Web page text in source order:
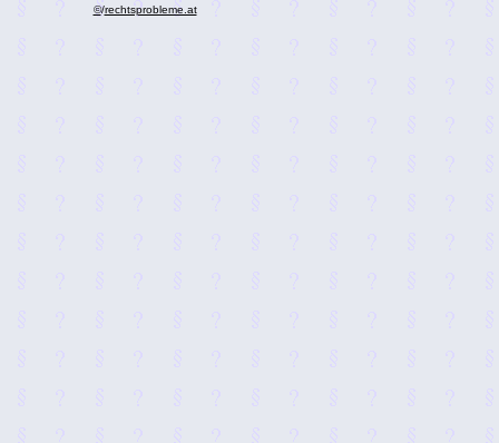
©/rechtsprobleme.at